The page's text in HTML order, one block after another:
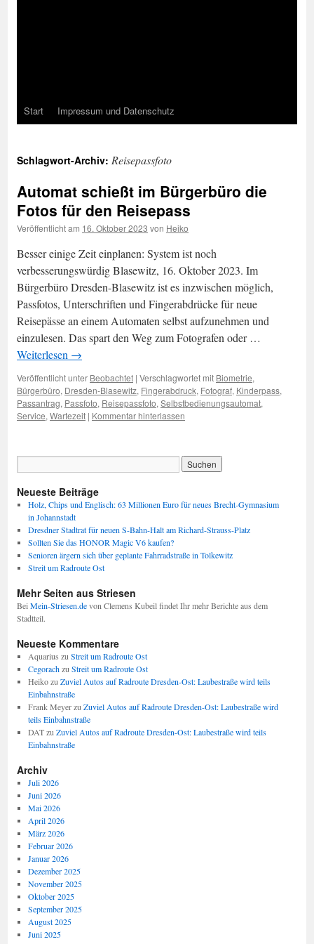
Start Impressum und Datenschutz
Schlagwort-Archiv: Reisepassfoto
Automat schießt im Bürgerbüro die
Fotos für den Reisepass
Veröffentlicht am 16. Oktober 2023 von Heiko
Besser einige Zeit einplanen: System ist noch
verbesserungswürdig Blasewitz, 16. Oktober 2023. Im
Bürgerbüro Dresden-Blasewitz ist es inzwischen möglich,
Passfotos, Unterschriften und Fingerabdrücke für neue
Reisepässe an einem Automaten selbst aufzunehmen und
einzulesen. Das spart den Weg zum Fotografen oder …
Weiterlesen →
Veröffentlicht unter Beobachtet | Verschlagwortet mit Biometrie,
Bürgerbüro, Dresden-Blasewitz, Fingerabdruck, Fotograf, Kinderpass,
Passantrag, Passfoto, Reisepassfoto, Selbstbedienungsautomat,
Service, Wartezeit | Kommentar hinterlassen
Neueste Beiträge
Holz, Chips und Englisch: 63 Millionen Euro für neues Brecht-Gymnasium
in Johannstadt
Dresdner Stadtrat für neuen S-Bahn-Halt am Richard-Strauss-Platz
Sollten Sie das HONOR Magic V6 kaufen?
Senioren ärgern sich über geplante Fahrradstraße in Tolkewitz
Streit um Radroute Ost
Mehr Seiten aus Striesen
Bei Mein-Striesen.devon Clemens Kubeil findet Ihr mehr Berichte aus dem
Stadtteil.
Neueste Kommentare
Aquarius zu Streit um Radroute Ost
Cegorachzu Streit um Radroute Ost
Heikozu Zuviel Autos auf Radroute Dresden-Ost: Laubestraße wird teils
Einbahnstraße
Frank Meyerzu Zuviel Autos auf Radroute Dresden-Ost: Laubestraße wird
teils Einbahnstraße
DATzu Zuviel Autos auf Radroute Dresden-Ost: Laubestraße wird teils
Einbahnstraße
Archiv
Juli 2026
Juni 2026
Mai 2026
April 2026
März 2026
Februar 2026
Januar 2026
Dezember 2025
November 2025
Oktober 2025
September 2025
August 2025
Juni 2025